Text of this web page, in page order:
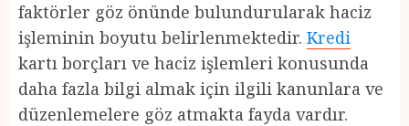
faktörler göz önünde bulundurularak haciz
işleminin boyutu belirlenmektedir. Kredi
kartı borçları ve haciz işlemleri konusunda
daha fazla bilgi almak için ilgili kanunlara ve
düzenlemelere göz atmakta fayda vardır.